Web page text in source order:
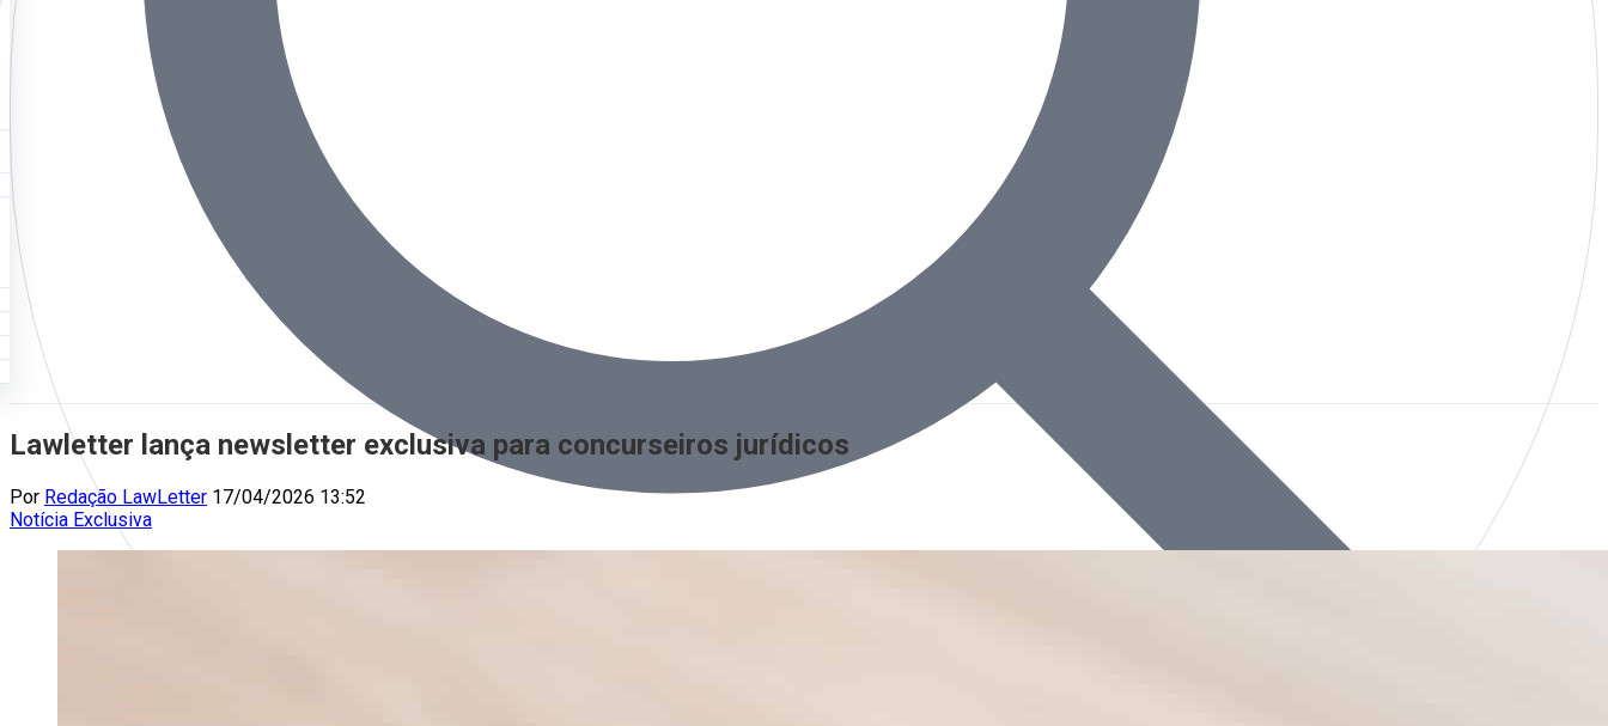
Lawletter lança newsletter exclusiva para concurseiros jurídicos
Por Redação LawLetter 17/04/2026 13:52
Notícia Exclusiva